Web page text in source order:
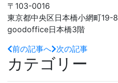
〒103-0016
東京都中央区日本橋小網町19-8
goodoffice日本橋3階
前の記事へ 次の記事
カテゴリー